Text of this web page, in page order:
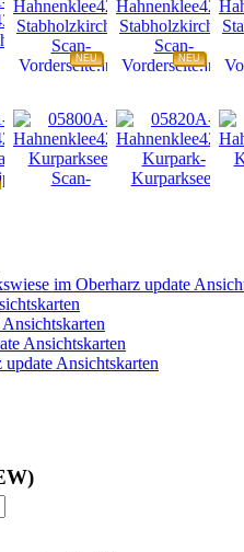
NEU NEU
im Oberharz update
Ansichtskarten
Ansichtskarten